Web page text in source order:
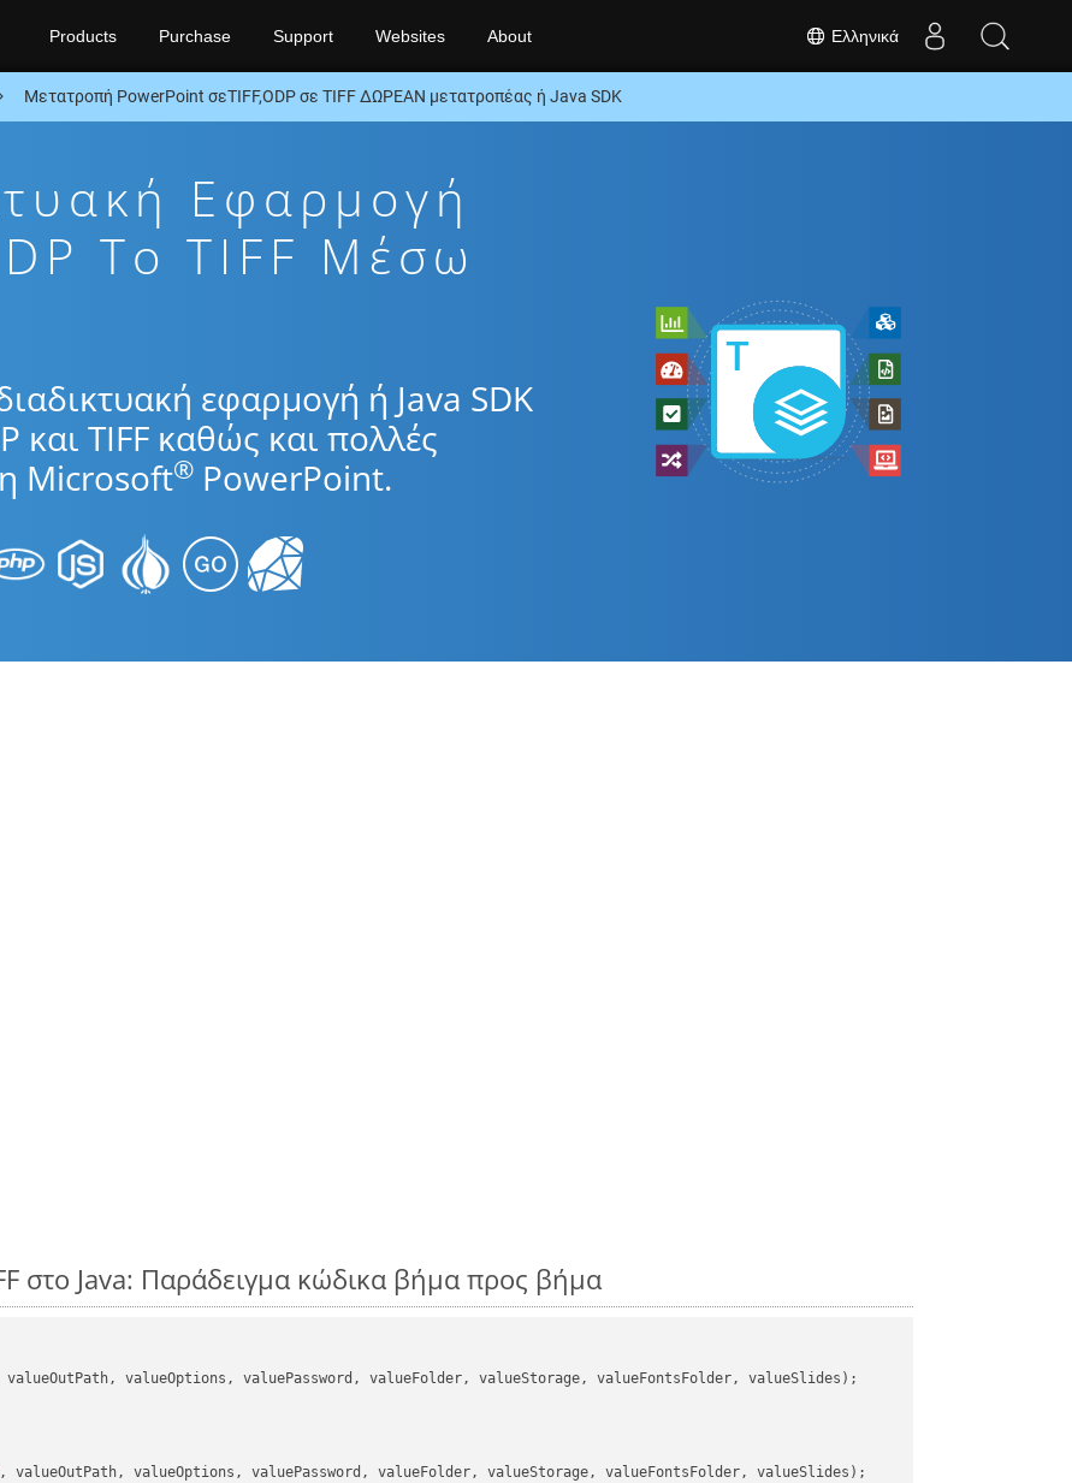
Ελληνικά
Products Purchase Support Websites About
Μετατροπή PowerPoint σεTIFF,ODP σε TIFF ΔΩΡΕΑΝ μετατροπέας ή Java SDK
Εφαρμογή
To TIFF Μέσω
εφαρμογή ή Java SDK
και TIFF καθώς και πολλές
Microsoft® PowerPoint.
στο Java: Παράδειγμα κώδικα βήμα προς βήμα
valueOutPath, valueOptions, valuePassword, valueFolder, valueStorage, valueFontsFolder, valueSlides);